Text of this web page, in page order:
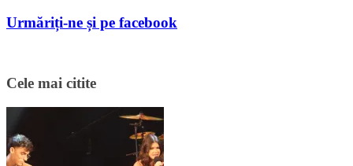
Urmăriți-ne și pe facebook
Cele mai citite